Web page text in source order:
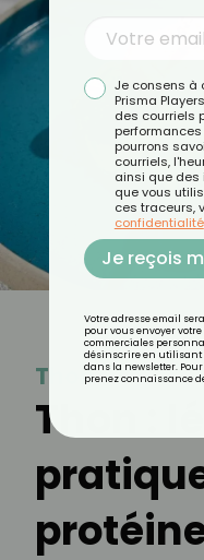
Thon
Thon :
Je consens à
Prisma
des courriels
pourrons
courriels,
ainsi que des
que vous
ces traceurs,
confidentialité
Je reçois
Votre adresse email
pour vous envoyer
commerciales
désinscrire en utilisant
dans la newsletter.
prenez connaissance